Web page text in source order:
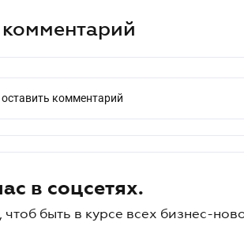
комментарий
в соцсетях.
быть в курсе всех бизнес-